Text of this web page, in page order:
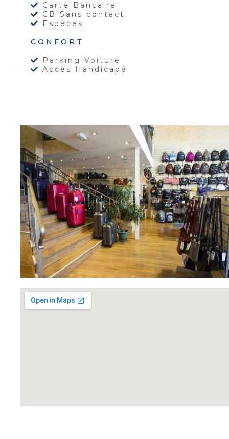
Carte Bancaire
CB Sans contact
Espèces
CONFORT
Parking Voiture
Accès Handicapé